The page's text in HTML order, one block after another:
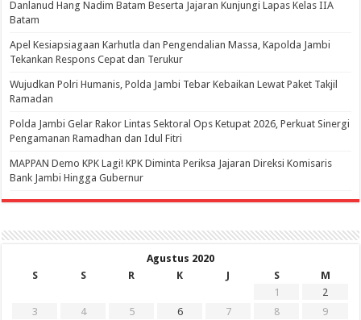
Danlanud Hang Nadim Batam Beserta Jajaran Kunjungi Lapas Kelas IIA
Batam
Apel Kesiapsiagaan Karhutla dan Pengendalian Massa, Kapolda Jambi
Tekankan Respons Cepat dan Terukur
Wujudkan Polri Humanis, Polda Jambi Tebar Kebaikan Lewat Paket Takjil
Ramadan
Polda Jambi Gelar Rakor Lintas Sektoral Ops Ketupat 2026, Perkuat Sinergi
Pengamanan Ramadhan dan Idul Fitri
‎MAPPAN Demo KPK Lagi! KPK Diminta Periksa Jajaran Direksi Komisaris
Bank Jambi Hingga Gubernur ‎
Agustus 2020
S
S R K J S
M
1
2
3
4 5 6 7 8
9